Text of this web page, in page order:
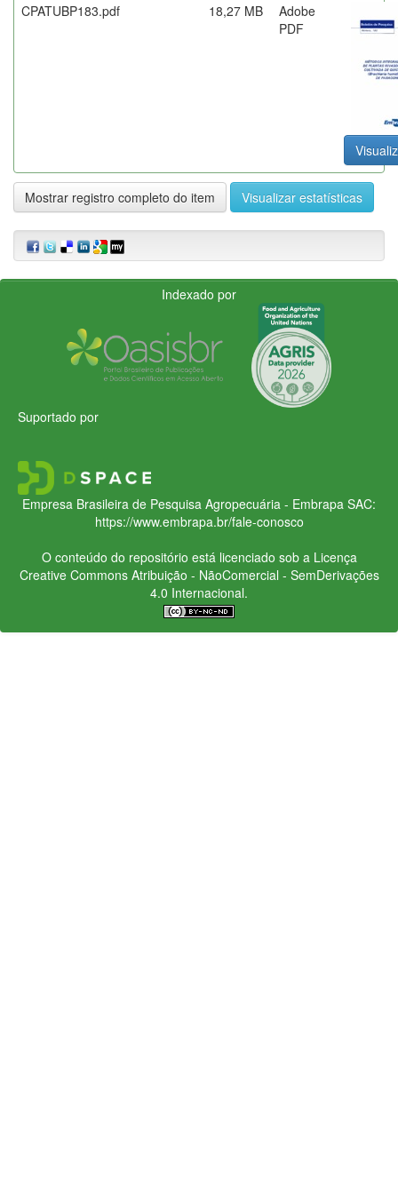
CPATUBP183.pdf
18,27 MB
Adobe
PDF
Mostrar registro completo do item Visualizar estatísticas
Indexado por
Suportado por
Empresa Brasileira de Pesquisa Agropecuária - Embrapa SAC:
https://www.embrapa.br/fale-conosco
O conteúdo do repositório está licenciado sob a Licença
Creative CommonsAtribuição - NãoComercial - SemDerivações
4.0 Internacional.